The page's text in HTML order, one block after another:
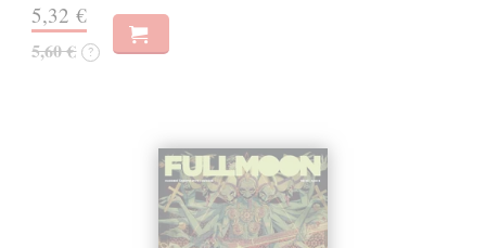
5,32 €
5,60 € ?